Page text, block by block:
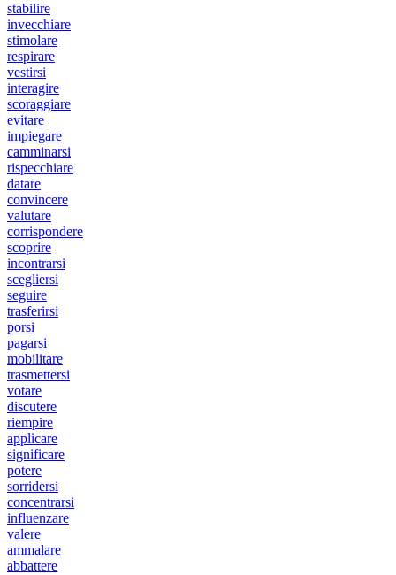
stabilire
invecchiare
stimolare
respirare
vestirsi
interagire
scoraggiare
evitare
impiegare
camminarsi
rispecchiare
datare
convincere
valutare
corrispondere
scoprire
incontrarsi
scegliersi
seguire
trasferirsi
porsi
pagarsi
mobilitare
trasmettersi
votare
discutere
riempire
applicare
significare
potere
sorridersi
concentrarsi
influenzare
valere
ammalare
abbattere